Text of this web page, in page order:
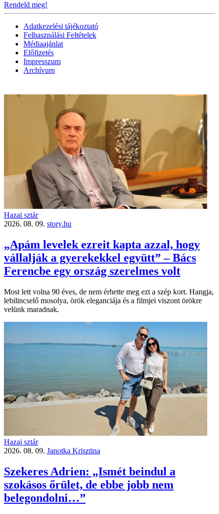
Rendeld meg!
Adatkezelési tájékoztató
Felhasználási Feltételek
Médiaajánlat
Előfizetés
Impresszum
Archívum
Hazai sztár
2026. 08. 09. story.hu
„Apám levelek ezreit kapta azzal, hogy
vállalják a gyerekekkel együtt” – Bács
Ferencbe egy ország szerelmes volt
Most lett volna 90 éves, de nem érhette meg ezt a szép kort. Hangja,
lebilincselő mosolya, örök eleganciája és a filmjei viszont örökre
velünk maradnak.
Hazai sztár
2026. 08. 09. Janotka Krisztina
Szekeres Adrien: „Ismét beindul a
szokásos őrület, de ebbe jobb nem
belegondolni…”